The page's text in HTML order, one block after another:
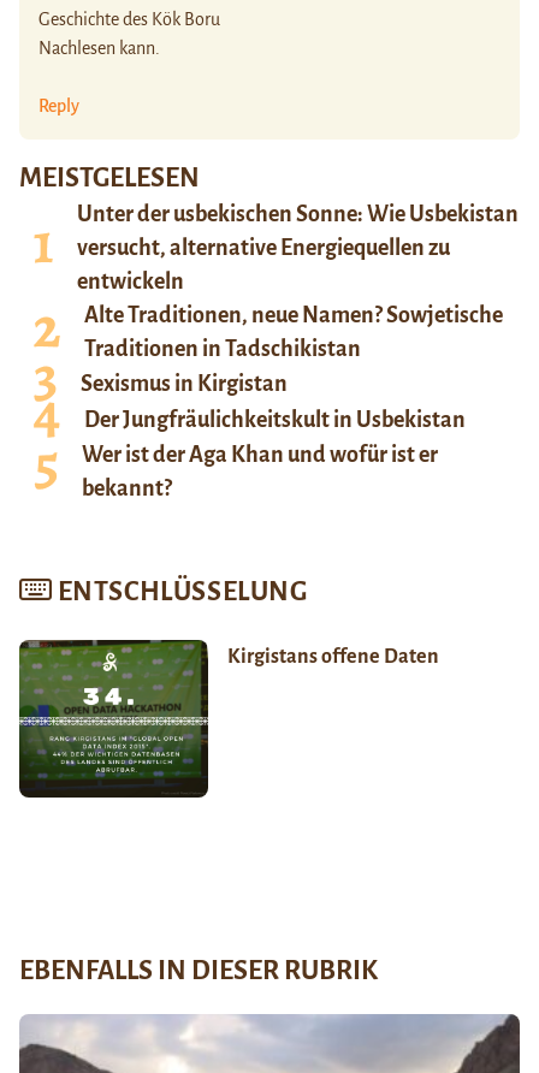
MEISTGELESEN
Unter der usbekischen Sonne: Wie Usbekistan
versucht, alternative Energiequellen zu
entwickeln
Alte Traditionen, neue Namen? Sowjetische
Traditionen in Tadschikistan
Sexismus in Kirgistan
Der Jungfräulichkeitskult in Usbekistan
Wer ist der Aga Khan und wofür ist er
bekannt?
ENTSCHLÜSSELUNG
Kirgistans offene Daten
Geschichte des Kök Boru
Nachlesen kann.
Reply
EBENFALLS IN DIESER RUBRIK